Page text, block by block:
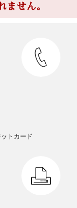
ません。
トカード